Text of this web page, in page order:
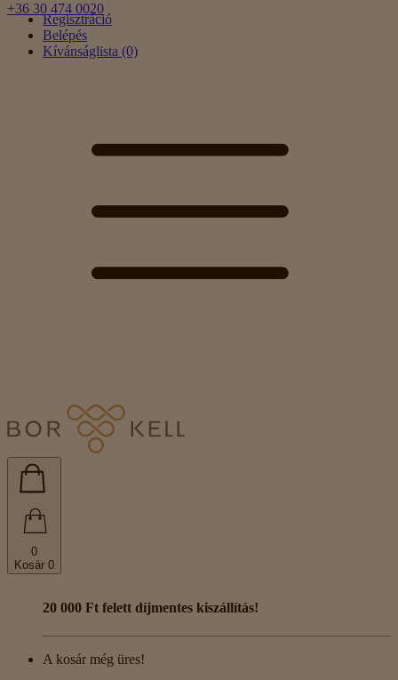
Regisztráció
Belépés
Kívánságlista (0)
+36 30 474 0020
0
Kosár 0
20 000 Ft felett díjmentes kiszállítás!
A kosár még üres!